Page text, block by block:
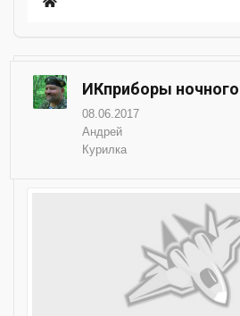
ИКприборы
08.06.2017
Андрей
Курилка